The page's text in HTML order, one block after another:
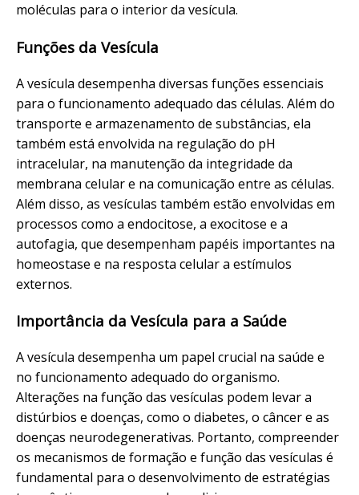
moléculas para o interior da vesícula.
Funções da Vesícula
A vesícula desempenha diversas funções essenciais
para o funcionamento adequado das células. Além do
transporte e armazenamento de substâncias, ela
também está envolvida na regulação do pH
intracelular, na manutenção da integridade da
membrana celular e na comunicação entre as células.
Além disso, as vesículas também estão envolvidas em
processos como a endocitose, a exocitose e a
autofagia, que desempenham papéis importantes na
homeostase e na resposta celular a estímulos
externos.
Importância da Vesícula para a Saúde
A vesícula desempenha um papel crucial na saúde e
no funcionamento adequado do organismo.
Alterações na função das vesículas podem levar a
distúrbios e doenças, como o diabetes, o câncer e as
doenças neurodegenerativas. Portanto, compreender
os mecanismos de formação e função das vesículas é
fundamental para o desenvolvimento de estratégias